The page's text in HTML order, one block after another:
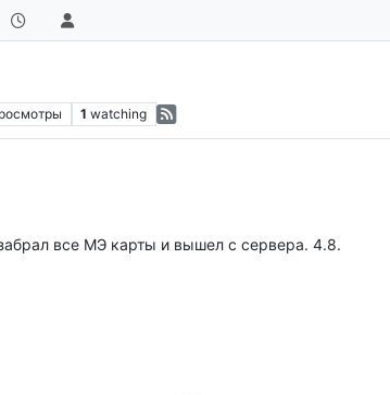
1 watching
все МЭ карты и вышел с сервера. 4.8.